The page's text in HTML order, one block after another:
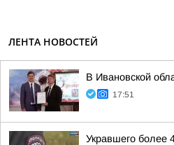
ЛЕНТА НОВОСТЕЙ
В Ивановской
17:51
Укравшего более